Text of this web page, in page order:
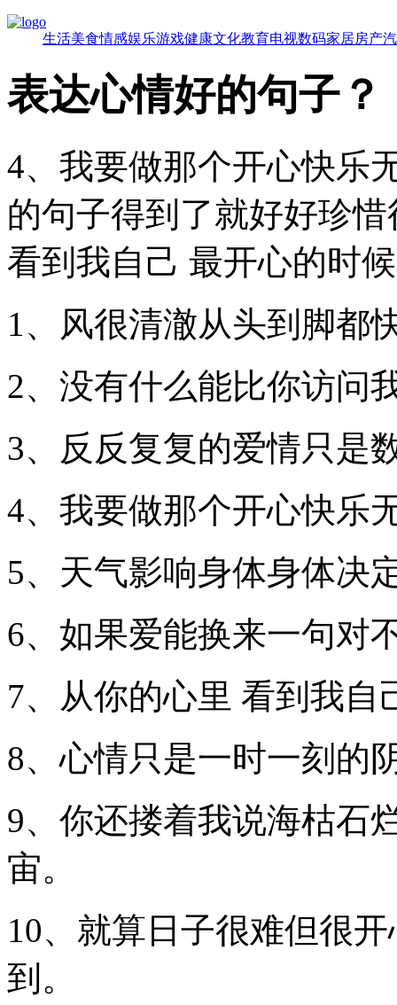
生活美食情感娱乐游戏健康文化教育电视数码家居房产
表达心情好的句子？
4、我要做那个开心快乐
的句子得到了就好好珍
看到我自己 最开心的时
1、风很清澈从头到脚都
2、没有什么能比你访问
3、反反复复的爱情只是
4、我要做那个开心快乐
5、天气影响身体身体决
6、如果爱能换来一句对
7、从你的心里 看到我
8、心情只是一时一刻的
9、你还搂着我说海枯石
宙。
10、就算日子很难但很
到。